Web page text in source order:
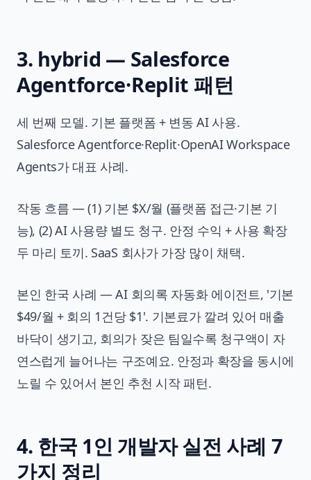
3. hybrid — Salesforce
Agentforce·Replit 패턴
세 번째 모델. 기본 플랫폼 + 변동 AI 사용.
Salesforce Agentforce·Replit·OpenAI Workspace
Agents가 대표 사례.
작동 흐름 — (1) 기본 $X/월 (플랫폼 접근·기본 기
능), (2) AI 사용량 별도 청구. 안정 수익 + 사용 확장
두 마리 토끼. SaaS 회사가 가장 많이 채택.
본인 한국 사례 — AI 회의록 자동화 에이전트, '기본
$49/월 + 회의 1건당 $1'. 기본료가 깔려 있어 매출
바닥이 생기고, 회의가 잦은 팀일수록 청구액이 자
연스럽게 늘어나는 구조예요. 안정과 확장을 동시에
노릴 수 있어서 본인 추천 시작 패턴.
4. 한국 1인 개발자 실전 사례 7
가지 정리